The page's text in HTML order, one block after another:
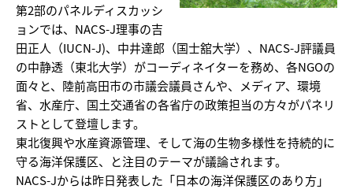
第2部のパネルディスカッシ
ョンでは、NACS-J理事の吉
田正人（IUCN-J)、中井達郎（国士舘大学）、NACS-J評議員
の中静透（東北大学）がコーディネイターを務め、各NGOの
面々と、陸前高田市の市議会議員さんや、メディア、環境
省、水産庁、国土交通省の各省庁の政策担当の方々がパネリ
ストとして登壇します。
東北復興や水産資源管理、そして海の生物多様性を持続的に
守る海洋保護区、と注目のテーマが議論されます。
NACS-Jからは昨日発表した「日本の海洋保護区のあり方」